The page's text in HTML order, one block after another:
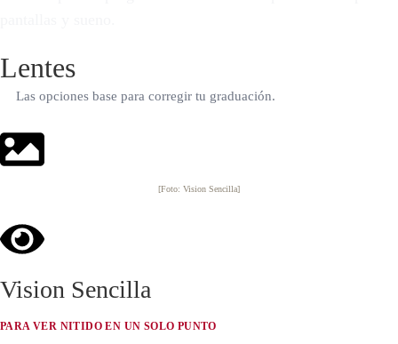
Lentes
Las opciones base para corregir tu graduación.
[Foto: Vision Sencilla]
Vision Sencilla
PARA VER NITIDO EN UN SOLO PUNTO